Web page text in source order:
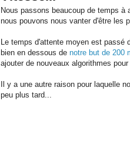
Nous passons beaucoup de temps à
nous pouvons nous vanter d'être les
Le temps d'attente moyen est passé
bien en dessous de notre but de 200
ajouter de nouveaux algorithmes
Il y a une autre raison pour laquelle
peu plus tard...